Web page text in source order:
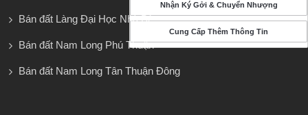
Nhận Ký Gởi & Chuyển Nhượng
Cung Cấp Thêm Thông Tin
Bán đất Làng Đại Học Nhà Bè
Bán đất Nam Long Phú Thuận
Bán đất Nam Long Tân Thuận Đông